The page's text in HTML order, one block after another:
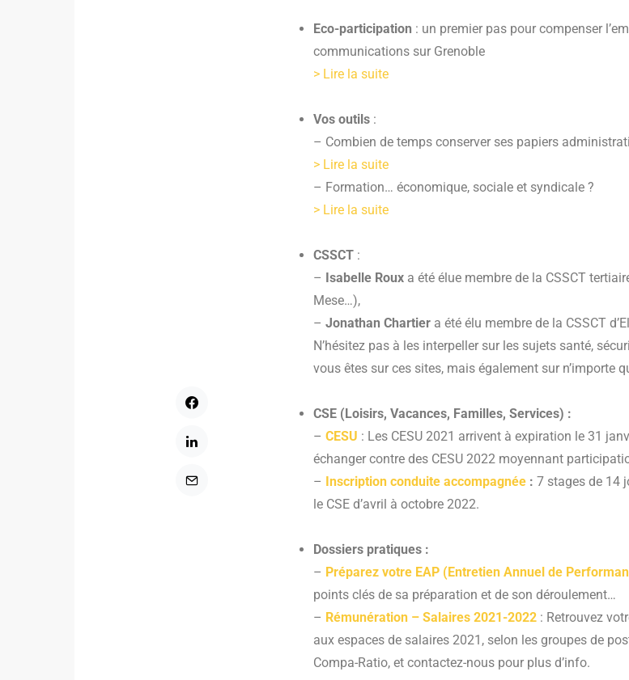
Eco-participation : un premier pas pour compenser
communications sur Grenoble
> Lire la suite
Vos outils :
– Combien de temps conserver ses papiers
> Lire la suite
– Formation… économique, sociale et syndicale ?
> Lire la suite
CSSCT :
– Isabelle Roux a été élue membre de la CSSCT
Mese…),
– Jonathan Chartier a été élu membre de la CSSCT
N’hésitez pas à les interpeller sur les sujets santé,
vous êtes sur ces sites, mais également sur n’importe
CSE (Loisirs, Vacances, Familles, Services) :
– CESU : Les CESU 2021 arrivent à expiration le 31
échanger contre des CESU 2022 moyennant
– Inscription conduite accompagnée : 7 stages de 14
le CSE d’avril à octobre 2022.
Dossiers pratiques :
– Préparez votre EAP (Entretien Annuel de
points clés de sa préparation et de son déroulement…
– Rémunération – Salaires 2021-2022 : Retrouvez
aux espaces de salaires 2021, selon les groupes de
Compa-Ratio, et contactez-nous pour plus d’info.